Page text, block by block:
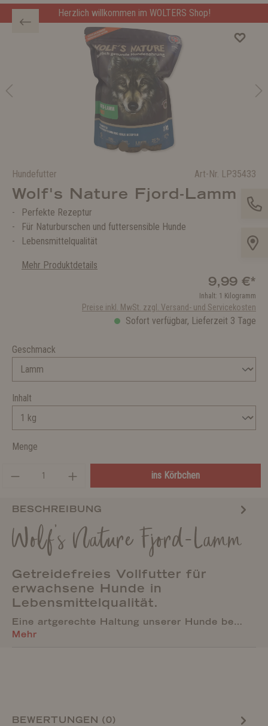
Herzlich willkommen im WOLTERS Shop!
Hundefutter Art-Nr. LP35433
Wolf's Nature Fjord-Lamm
Perfekte Rezeptur
Für Naturburschen und futtersensible Hunde
Lebensmittelqualität
Mehr Produktdetails
9,99 €*
Inhalt: 1 Kilogramm
Preise inkl. MwSt. zzgl. Versand- und Servicekosten
Sofort verfügbar, Lieferzeit 3 Tage
Geschmack
Inhalt
Menge
ins Körbchen
BESCHREIBUNG
Wolf's Nature Fjord-Lamm
Getreidefreies Vollfutter für
erwachsene Hunde in
Lebensmittelqualität.
Eine artgerechte Haltung unserer Hunde be…
Mehr
BEWERTUNGEN (0)